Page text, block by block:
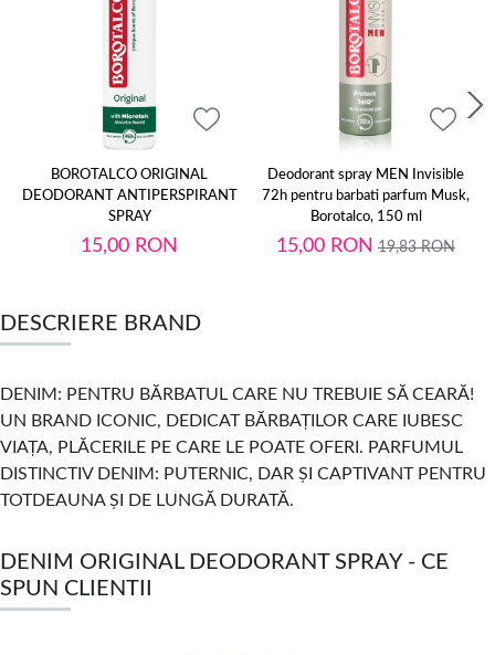
BOROTALCO ORIGINAL
DEODORANT ANTIPERSPIRANT
SPRAY
15,00 RON
Deodorant spray MEN Invisible
72h pentru barbati parfum Musk,
Borotalco, 150 ml
15,00 RON 19,83RON
DESCRIERE BRAND
DENIM: PENTRU BĂRBATUL CARE NU TREBUIE SĂ CEARĂ!
UN BRAND ICONIC, DEDICAT BĂRBAȚILOR CARE IUBESC
VIAȚA, PLĂCERILE PE CARE LE POATE OFERI. PARFUMUL
DISTINCTIV DENIM: PUTERNIC, DAR ȘI CAPTIVANT PENTRU
TOTDEAUNA ȘI DE LUNGĂ DURATĂ.
DENIM ORIGINAL DEODORANT SPRAY - CE
SPUN CLIENTII